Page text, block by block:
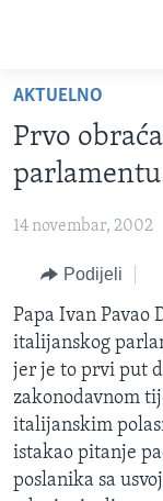
glavni
sadržaj
na
glavnu
pretragu
TV PROGRAM
VIDEO
FOTOGRAFIJE
VIJESTI
SJEDINJENE
BOSNA I
SVIJET
NAUKA I
SPECIJALNI
KORUPCIJA
SLOBODA MEDIJA
ŽENSKA STRANA
IZBJEGLIČKA
AKTUELNO
Prvo
14 novembar, 2002
Podijeli
Papa Ivan Pavao
italijanskog
jer je to prvi put
zakonodavnom
italijanskim
istakao pitanje
poslanika sa